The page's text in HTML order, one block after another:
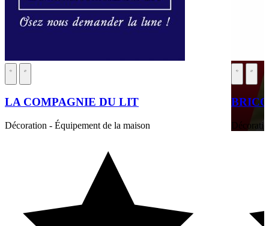
LA COMPAGNIE DU LIT
Décoration - Équipement de la maison